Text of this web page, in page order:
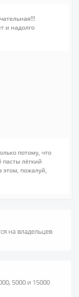
и надолго
потому, что
пасты лёгкий
этом, пожалуй,
на владельцев
5000 и 15000